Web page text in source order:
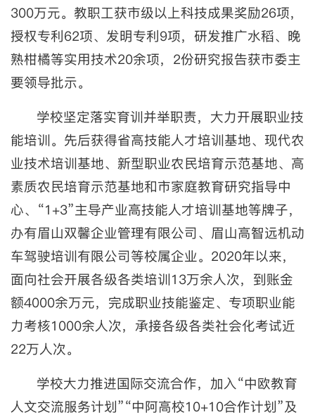
300万元。教职工获市级以上科技成果奖励26项，
授权专利62项、发明专利9项，研发推广水稻、晚
熟柑橘等实用技术20余项，2份研究报告获市委主
要领导批示。
学校坚定落实育训并举职责，大力开展职业技
能培训。先后获得省高技能人才培训基地、现代农
业技术培训基地、新型职业农民培育示范基地、高
素质农民培育示范基地和市家庭教育研究指导中
心、“1+3”主导产业高技能人才培训基地等牌子，
办有眉山双馨企业管理有限公司、眉山高智远机动
车驾驶培训有限公司等校属企业。2020年以来，
面向社会开展各级各类培训13万余人次，到账金
额4000余万元，完成职业技能鉴定、专项职业能
力考核1000余人次，承接各级各类社会化考试近
22万人次。
学校大力推进国际交流合作，加入“中欧教育
人文交流服务计划”“中阿高校10+10合作计划”及